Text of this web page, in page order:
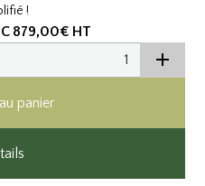
!
879,00€ HT
panier